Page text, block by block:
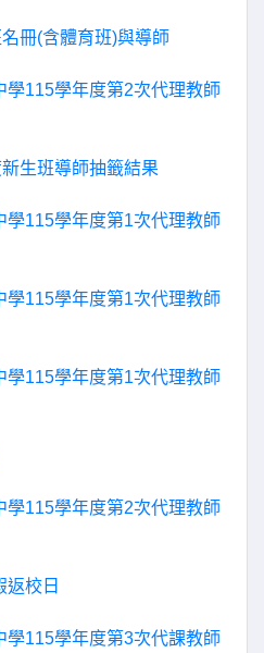
冊(含體育班)與導師
學115學年度第2次代理教師
生班導師抽籤結果
學115學年度第1次代理教師
學115學年度第1次代理教師
學115學年度第1次代理教師
學115學年度第2次代理教師
返校日
學115學年度第3次代課教師